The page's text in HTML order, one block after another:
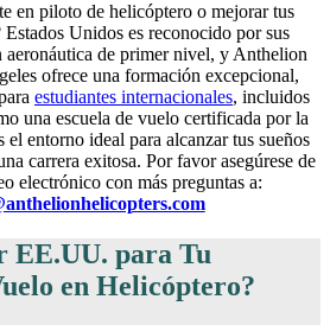
en piloto de helicóptero o mejorar tus
Unidos es reconocido por sus
aeronáutica de primer nivel, y Anthelion
ofrece una formación excepcional,
estudiantes internacionales, incluidos
una escuela de vuelo certificada por la
entorno ideal para alcanzar tus sueños
carrera exitosa. Por favor asegúrese de
electrónico con más preguntas a:
EE.UU. para Tu
en Helicóptero?